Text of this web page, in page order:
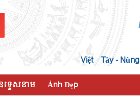
Việt Tày - Nùng
ទ្ទេសនាម Ảnh Đẹp